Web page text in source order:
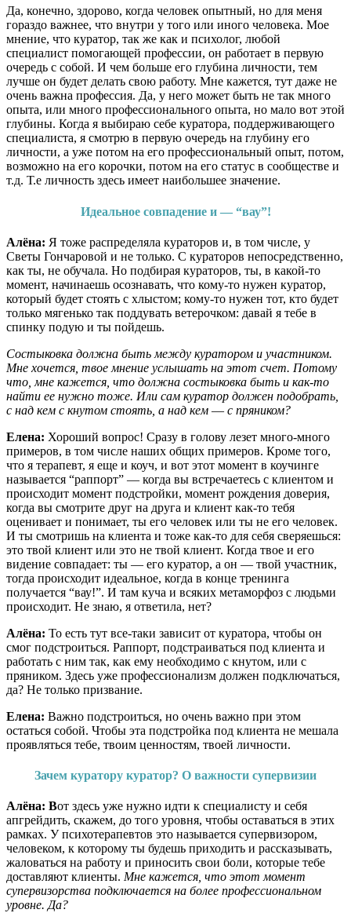
Да, конечно, здорово, когда человек опытный, но для меня
гораздо важнее, что внутри у того или иного человека. Мое
мнение, что куратор, так же как и психолог, любой
специалист помогающей профессии, он работает в первую
очередь с собой. И чем больше его глубина личности, тем
лучше он будет делать свою работу. Мне кажется, тут даже не
очень важна профессия. Да, у него может быть не так много
опыта, или много профессионального опыта, но мало вот этой
глубины. Когда я выбираю себе куратора, поддерживающего
специалиста, я смотрю в первую очередь на глубину его
личности, а уже потом на его профессиональный опыт, потом,
возможно на его корочки, потом на его статус в сообществе и
т.д. Т.е личность здесь имеет наибольшее значение.
Идеальное совпадение и — “вау”!
Алёна: Я тоже распределяла кураторов и, в том числе, у
Светы Гончаровой и не только. С кураторов непосредственно,
как ты, не обучала. Но подбирая кураторов, ты, в какой-то
момент, начинаешь осознавать, что кому-то нужен куратор,
который будет стоять с хлыстом; кому-то нужен тот, кто будет
только мягенько так поддувать ветерочком: давай я тебе в
спинку подую и ты пойдешь.
Состыковка должна быть между куратором и участником.
Мне хочется, твое мнение услышать на этот счет. Потому
что, мне кажется, что должна состыковка быть и как-то
найти ее нужно тоже. Или сам куратор должен подобрать,
с над кем с кнутом стоять, а над кем — с пряником?
Елена: Хороший вопрос! Сразу в голову лезет много-много
примеров, в том числе наших общих примеров. Кроме того,
что я терапевт, я еще и коуч, и вот этот момент в коучинге
называется “раппорт” — когда вы встречаетесь с клиентом и
происходит момент подстройки, момент рождения доверия,
когда вы смотрите друг на друга и клиент как-то тебя
оценивает и понимает, ты его человек или ты не его человек.
И ты смотришь на клиента и тоже как-то для себя сверяешься:
это твой клиент или это не твой клиент. Когда твое и его
видение совпадает: ты — его куратор, а он — твой участник,
тогда происходит идеальное, когда в конце тренинга
получается “вау!”. И там куча и всяких метаморфоз с людьми
происходит. Не знаю, я ответила, нет?
Алёна: То есть тут все-таки зависит от куратора, чтобы он
смог подстроиться. Раппорт, подстраиваться под клиента и
работать с ним так, как ему необходимо с кнутом, или с
пряником. Здесь уже профессионализм должен подключаться,
да? Не только призвание.
Елена: Важно подстроиться, но очень важно при этом
остаться собой. Чтобы эта подстройка под клиента не мешала
проявляться тебе, твоим ценностям, твоей личности.
Зачем куратору куратор? О важности супервизии
Алёна: Вот здесь уже нужно идти к специалисту и себя
апгрейдить, скажем, до того уровня, чтобы оставаться в этих
рамках. У психотерапевтов это называется супервизором,
человеком, к которому ты будешь приходить и рассказывать,
жаловаться на работу и приносить свои боли, которые тебе
доставляют клиенты. Мне кажется, что этот момент
супервизорства подключается на более профессиональном
уровне. Да?